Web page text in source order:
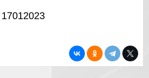
17012023